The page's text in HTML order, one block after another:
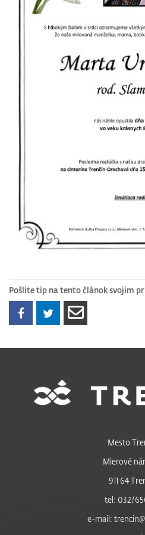
Pošlite tip na tento článok svojim
Mesto
Mierové
911 64
tel: 032/
e-mail: